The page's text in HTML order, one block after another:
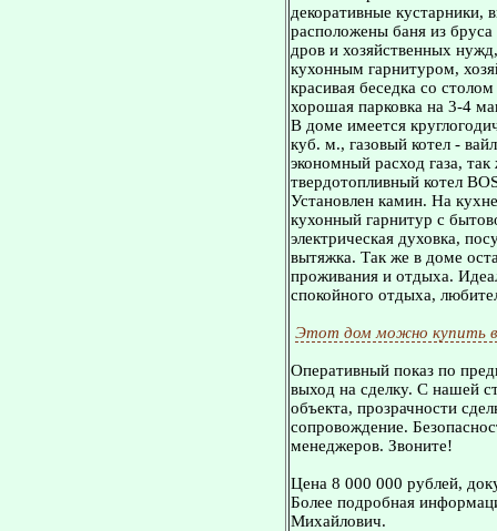
декоративные кустарники,
расположены баня из
дров и хозяйственных
кухонным гарнитуром,
красивая беседка со
хорошая парковка на 3-4
В доме имеется
куб. м., газовый котел -
экономный расход газа,
твердотопливный котел
Установлен камин. На
кухонный гарнитур с
электрическая духовка,
вытяжка. Так же в доме
проживания и отдыха.
спокойного отдыха,
Этот дом можно купить
Оперативный показ по
выход на сделку. С нашей
объекта, прозрачности
сопровождение.
менеджеров. Звоните!
Цена 8 000 000 рублей,
Более подробная
Михайлович.